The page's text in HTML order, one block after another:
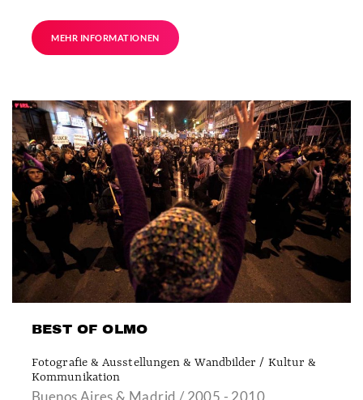
MEHR INFORMATIONEN
BEST OF OLMO
Fotografie & Ausstellungen & Wandbilder / Kultur &
Kommunikation
Buenos Aires & Madrid / 2005 - 2010